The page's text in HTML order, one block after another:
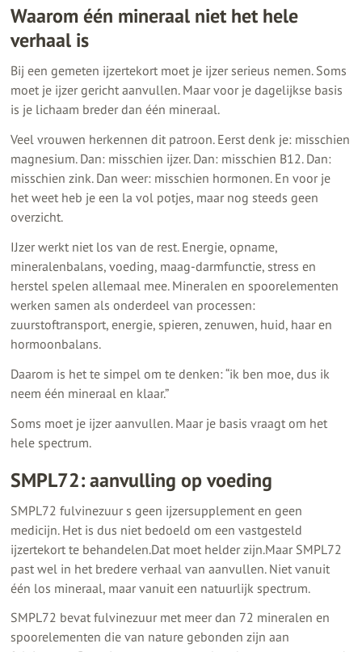
Waarom één mineraal niet het hele
verhaal is
Bij een gemeten ijzertekort moet je ijzer serieus nemen. Soms
moet je ijzer gericht aanvullen. Maar voor je dagelijkse basis
is je lichaam breder dan één mineraal.
Veel vrouwen herkennen dit patroon. Eerst denk je: misschien
magnesium. Dan: misschien ijzer. Dan: misschien B12. Dan:
misschien zink. Dan weer: misschien hormonen. En voor je
het weet heb je een la vol potjes, maar nog steeds geen
overzicht.
IJzer werkt niet los van de rest. Energie, opname,
mineralenbalans, voeding, maag-darmfunctie, stress en
herstel spelen allemaal mee. Mineralen en spoorelementen
werken samen als onderdeel van processen:
zuurstoftransport, energie, spieren, zenuwen, huid, haar en
hormoonbalans.
Daarom is het te simpel om te denken: “ik ben moe, dus ik
neem één mineraal en klaar.”
Soms moet je ijzer aanvullen. Maar je basis vraagt om het
hele spectrum.
SMPL72: aanvulling op voeding
SMPL72 fulvinezuur s geen ijzersupplement en geen
medicijn. Het is dus niet bedoeld om een vastgesteld
ijzertekort te behandelen.Dat moet helder zijn.Maar SMPL72
past wel in het bredere verhaal van aanvullen. Niet vanuit
één los mineraal, maar vanuit een natuurlijk spectrum.
SMPL72 bevat fulvinezuur met meer dan 72 mineralen en
spoorelementen die van nature gebonden zijn aan